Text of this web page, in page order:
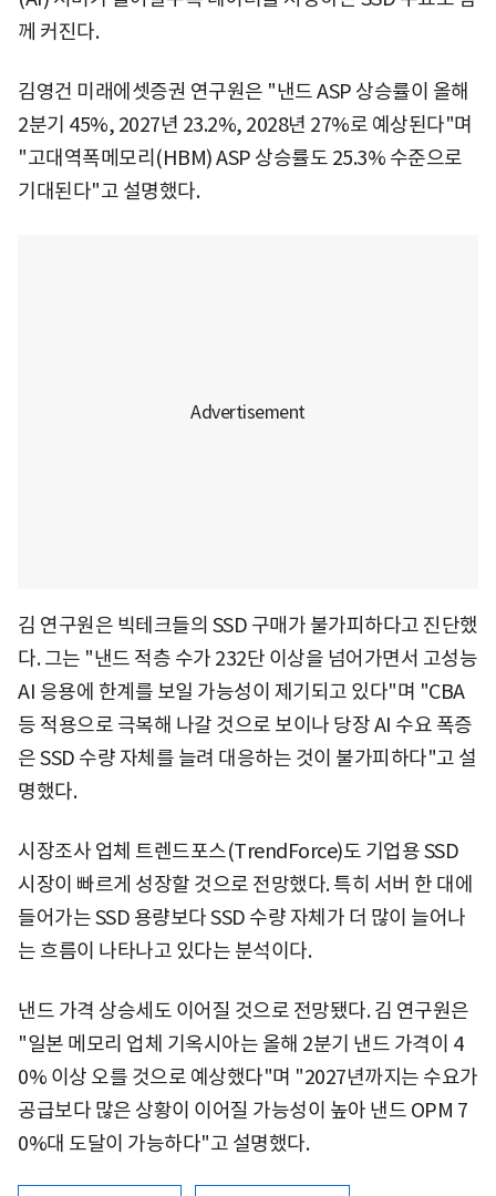
께 커진다.
김영건 미래에셋증권 연구원은 "낸드 ASP 상승률이 올해
2분기 45%, 2027년 23.2%, 2028년 27%로 예상된다"며
"고대역폭메모리(HBM) ASP 상승률도 25.3% 수준으로
기대된다"고 설명했다.
김 연구원은 빅테크들의 SSD 구매가 불가피하다고 진단했
다. 그는 "낸드 적층 수가 232단 이상을 넘어가면서 고성능
AI 응용에 한계를 보일 가능성이 제기되고 있다"며 "CBA
등 적용으로 극복해 나갈 것으로 보이나 당장 AI 수요 폭증
은 SSD 수량 자체를 늘려 대응하는 것이 불가피하다"고 설
명했다.
시장조사 업체 트렌드포스(TrendForce)도 기업용 SSD
시장이 빠르게 성장할 것으로 전망했다. 특히 서버 한 대에
들어가는 SSD 용량보다 SSD 수량 자체가 더 많이 늘어나
는 흐름이 나타나고 있다는 분석이다.
낸드 가격 상승세도 이어질 것으로 전망됐다. 김 연구원은
"일본 메모리 업체 기옥시아는 올해 2분기 낸드 가격이 4
0% 이상 오를 것으로 예상했다"며 "2027년까지는 수요가
공급보다 많은 상황이 이어질 가능성이 높아 낸드 OPM 7
0%대 도달이 가능하다"고 설명했다.